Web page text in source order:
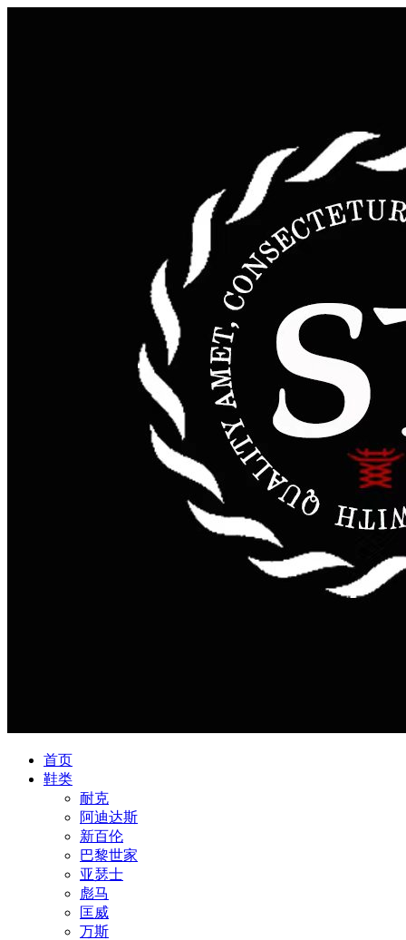
首页
鞋类
耐克
阿迪达斯
新百伦
巴黎世家
亚瑟士
彪马
匡威
万斯